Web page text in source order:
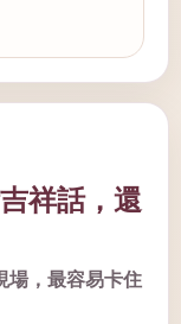
祥話，還
場，最容易卡住